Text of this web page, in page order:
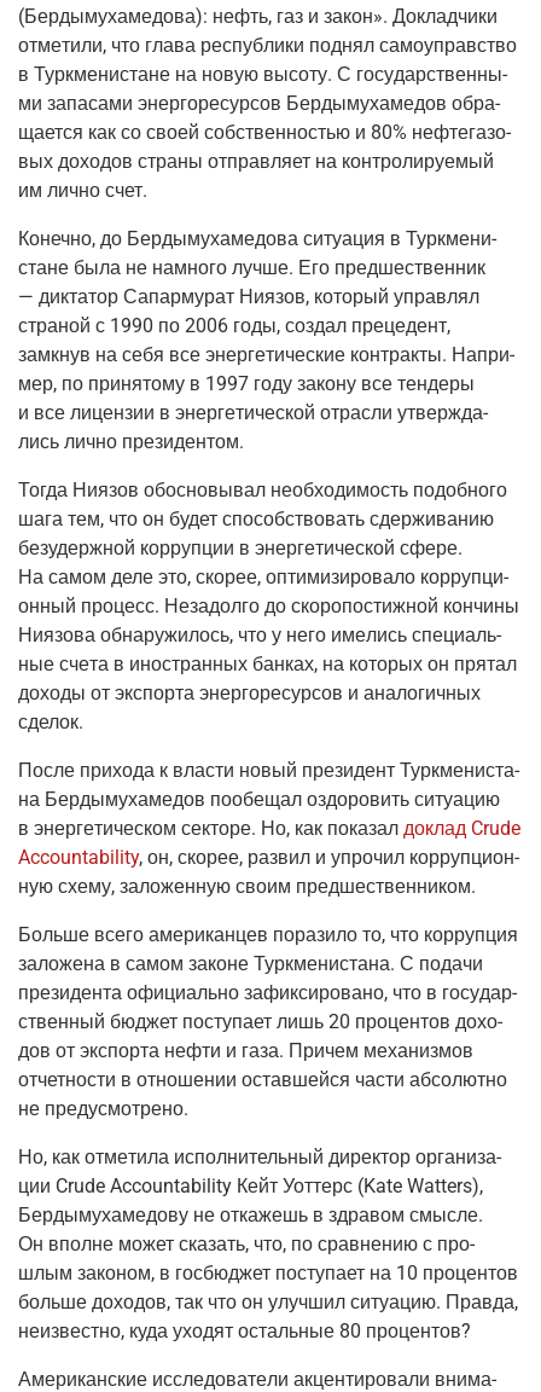
(Бер­ды­му­ха­ме­до­ва): нефть, газ и закон». Доклад­чи­ки
отме­ти­ли, что гла­ва рес­пуб­ли­ки под­нял само­управ­ство
в Турк­ме­ни­стане на новую высо­ту. С госу­дар­ствен­ны­
ми запа­са­ми энер­го­ре­сур­сов Бер­ды­му­ха­ме­дов обра­
ща­ет­ся как со сво­ей соб­ствен­но­стью и 80% неф­те­га­зо­
вых дохо­дов стра­ны отправ­ля­ет на кон­тро­ли­ру­е­мый
им лич­но счет.
Конеч­но, до Бер­ды­му­ха­ме­до­ва ситу­а­ция в Турк­ме­ни­
стане была не намно­го луч­ше. Его пред­ше­ствен­ник
— дик­та­тор Сапар­му­рат Ния­зов, кото­рый управ­лял
стра­ной с 1990 по 2006 годы, создал пре­це­дент,
замкнув на себя все энер­ге­ти­че­ские кон­трак­ты. Напри­
мер, по при­ня­то­му в 1997 году зако­ну все тен­де­ры
и все лицен­зии в энер­ге­ти­че­ской отрас­ли утвер­жда­
лись лич­но президентом.
Тогда Ния­зов обос­но­вы­вал необ­хо­ди­мость подоб­но­го
шага тем, что он будет спо­соб­ство­вать сдер­жи­ва­нию
без­удерж­ной кор­руп­ции в энер­ге­ти­че­ской сфе­ре.
На самом деле это, ско­рее, опти­ми­зи­ро­ва­ло кор­руп­ци­
он­ный про­цесс. Неза­дол­го до ско­ро­по­стиж­ной кон­чи­ны
Ния­зо­ва обна­ру­жи­лось, что у него име­лись спе­ци­аль­
ные сче­та в ино­стран­ных бан­ках, на кото­рых он пря­тал
дохо­ды от экс­пор­та энер­го­ре­сур­сов и ана­ло­гич­ных
сделок.
После при­хо­да к вла­сти новый пре­зи­дент Турк­ме­ни­ста­
на Бер­ды­му­ха­ме­дов пообе­щал оздо­ро­вить ситу­а­цию
в энер­ге­ти­че­ском сек­то­ре. Но, как пока­зал доклад Crude
Accountability, он, ско­рее, раз­вил и упро­чил кор­руп­ци­он­
ную схе­му, зало­жен­ную сво­им предшественником.
Боль­ше все­го аме­ри­кан­цев пора­зи­ло то, что кор­руп­ция
зало­же­на в самом законе Турк­ме­ни­ста­на. С пода­чи
пре­зи­ден­та офи­ци­аль­но зафик­си­ро­ва­но, что в госу­дар­
ствен­ный бюд­жет посту­па­ет лишь 20 про­цен­тов дохо­
дов от экс­пор­та неф­ти и газа. При­чем меха­низ­мов
отчет­но­сти в отно­ше­нии остав­шей­ся части абсо­лют­но
не предусмотрено.
Но, как отме­ти­ла испол­ни­тель­ный дирек­тор орга­ни­за­
ции Crude Accountability Кейт Уот­терс (Kate Watters),
Бер­ды­му­ха­ме­до­ву не отка­жешь в здра­вом смыс­ле.
Он вполне может ска­зать, что, по срав­не­нию с про­
шлым зако­ном, в гос­бюд­жет посту­па­ет на 10 про­цен­тов
боль­ше дохо­дов, так что он улуч­шил ситу­а­цию. Прав­да,
неиз­вест­но, куда ухо­дят осталь­ные 80 процентов?
Аме­ри­кан­ские иссле­до­ва­те­ли акцен­ти­ро­ва­ли вни­ма­